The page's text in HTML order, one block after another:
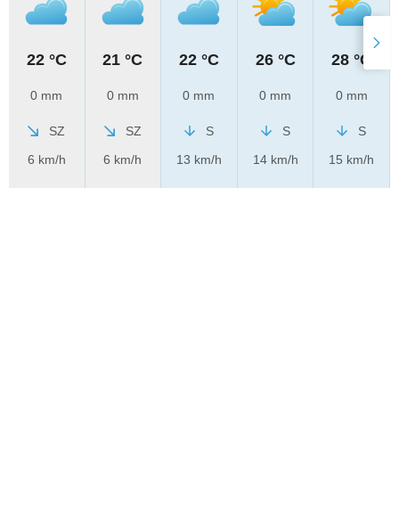
22 °C
0 mm
SZ
6 km/h
21 °C
0 mm
SZ
6 km/h
22 °C
0 mm
S
13 km/h
26 °C
0 mm
S
14 km/h
28 °C
0 mm
S
15 km/h